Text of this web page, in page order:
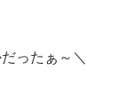
ったぁ～＼